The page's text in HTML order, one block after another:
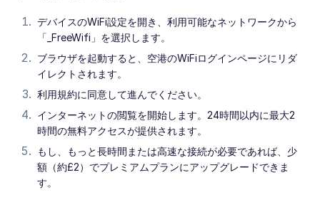
デバイスのWiFi設定を開き、利用可能なネットワークから
「_FreeWifi」を選択します。
ブラウザを起動すると、空港のWiFiログインページにリダ
イレクトされます。
利用規約に同意して進んでください。
インターネットの閲覧を開始します。24時間以内に最大2
時間の無料アクセスが提供されます。
もし、もっと長時間または高速な接続が必要であれば、少
額（約£2）でプレミアムプランにアップグレードできま
す。